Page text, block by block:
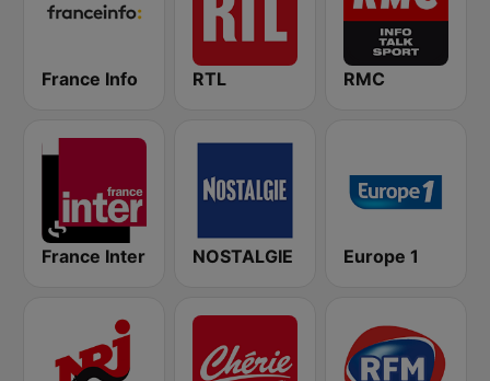
France Info RTL RMC
France Inter NOSTALGIE Europe 1